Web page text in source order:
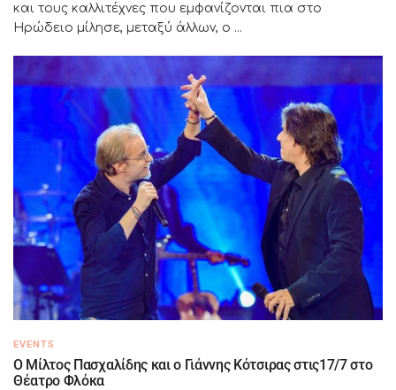
και τους καλλιτέχνες που εμφανίζονται πια στο
Ηρώδειο μίλησε, μεταξύ άλλων, ο ...
EVENTS
Ο Μίλτος Πασχαλίδης και ο Γιάννης Κότσιρας στις17/7 στο
Θέατρο Φλόκα